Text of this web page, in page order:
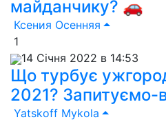
майданчику? 🚗
Ксения Осенняя
1
14 Січня 2022 в 14:53
Що турбує
2021? Запитуємо-
Yatskoff Mykola